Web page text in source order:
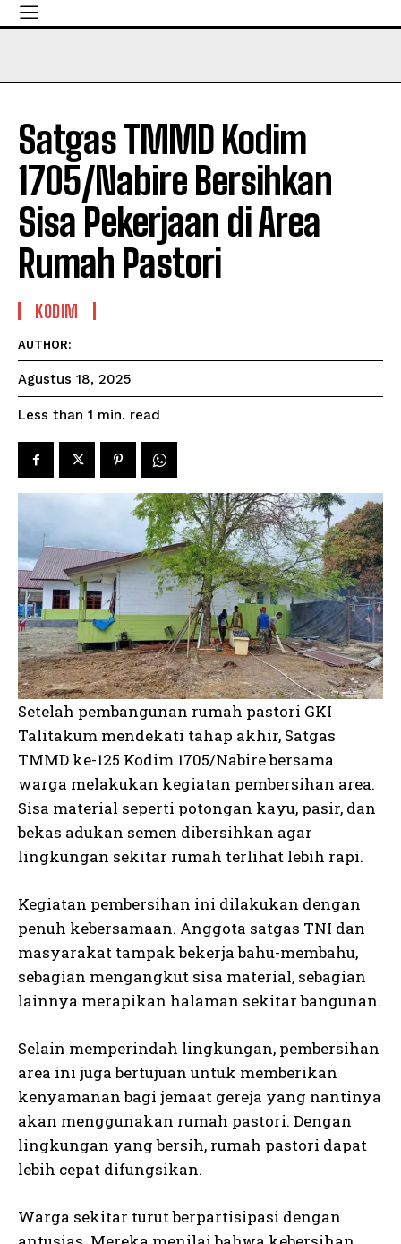
Satgas TMMD Kodim
1705/Nabire Bersihkan
Sisa Pekerjaan di Area
Rumah Pastori
KODIM
AUTHOR:
Agustus 18, 2025
Less than 1 min. read
Setelah pembangunan rumah pastori GKI
Talitakum mendekati tahap akhir, Satgas
TMMD ke-125 Kodim 1705/Nabire bersama
warga melakukan kegiatan pembersihan area.
Sisa material seperti potongan kayu, pasir, dan
bekas adukan semen dibersihkan agar
lingkungan sekitar rumah terlihat lebih rapi.
Kegiatan pembersihan ini dilakukan dengan
penuh kebersamaan. Anggota satgas TNI dan
masyarakat tampak bekerja bahu-membahu,
sebagian mengangkut sisa material, sebagian
lainnya merapikan halaman sekitar bangunan.
Selain memperindah lingkungan, pembersihan
area ini juga bertujuan untuk memberikan
kenyamanan bagi jemaat gereja yang nantinya
akan menggunakan rumah pastori. Dengan
lingkungan yang bersih, rumah pastori dapat
lebih cepat difungsikan.
Warga sekitar turut berpartisipasi dengan